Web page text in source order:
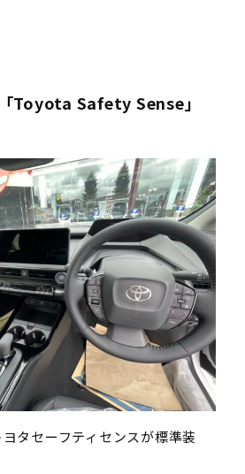
Toyota Safety Sense」
タセーフティセンスが標準装